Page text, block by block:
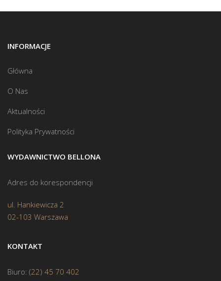
INFORMACJE
Główna
O Nas
Aktualności
Polityka Prywatności
WYDAWNICTWO BELLONA
Adres do korespondencji
ul. Hankiewicza 2
02-103 Warszawa
KONTAKT
Biuro: (22) 45 70 402